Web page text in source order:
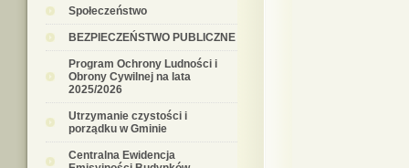
Społeczeństwo
BEZPIECZEŃSTWO PUBLICZNE
Program Ochrony Ludności i
Obrony Cywilnej na lata
2025/2026
Utrzymanie czystości i
porządku w Gminie
Centralna Ewidencja